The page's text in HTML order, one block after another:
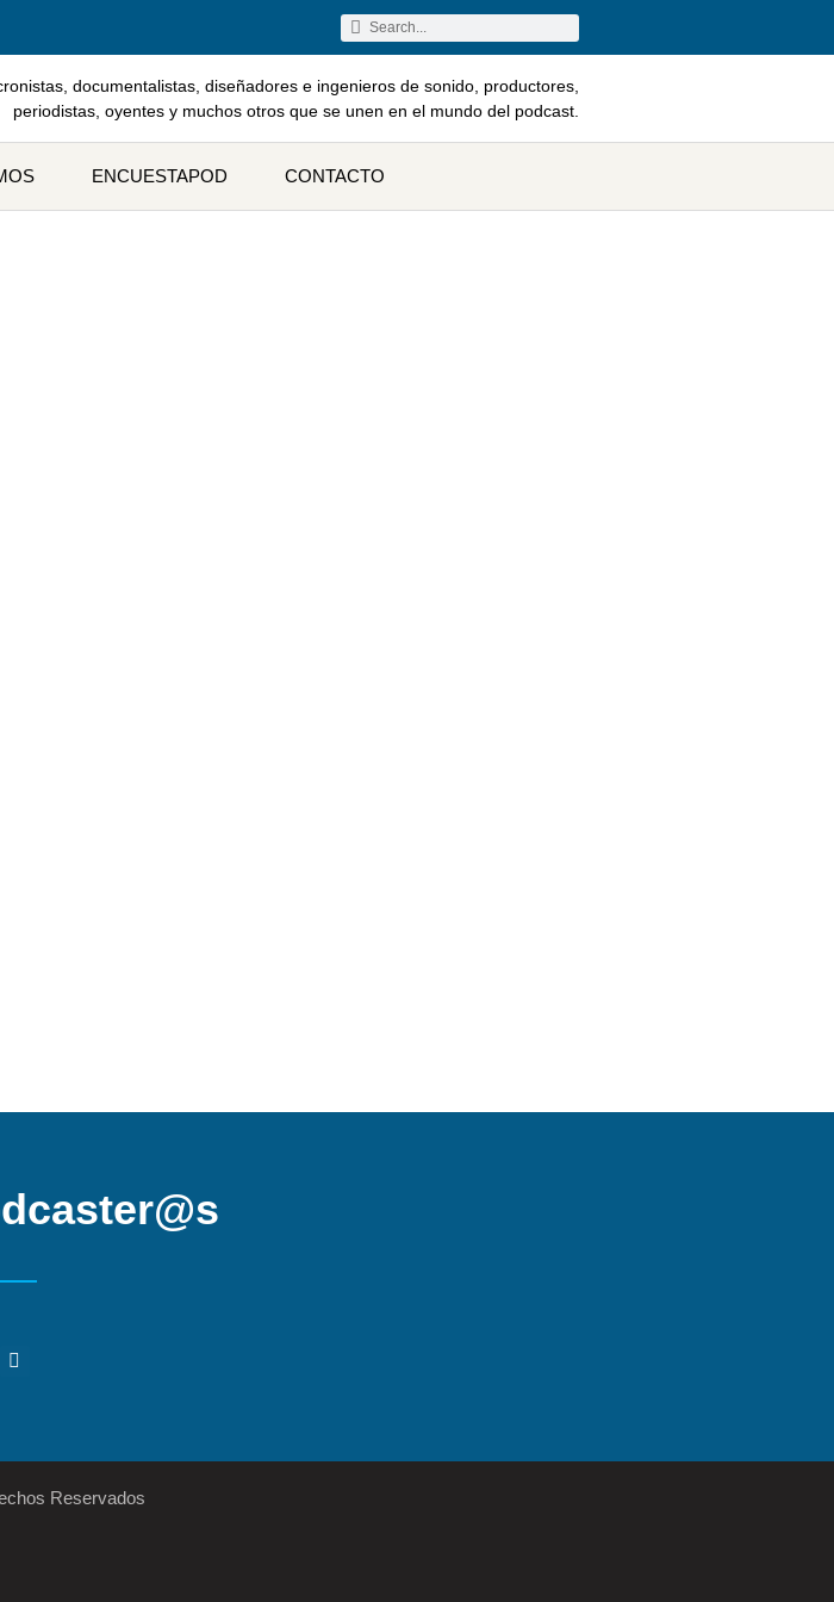
documentalistas, diseñadores e ingenieros de sonido, productores,
periodistas, oyentes y muchos otros que se unen en el mundo del podcast.
ENCUESTAPOD CONTACTO
Reservados